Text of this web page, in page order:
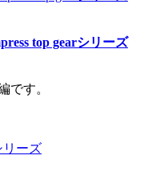
top gearシリーズ
です。